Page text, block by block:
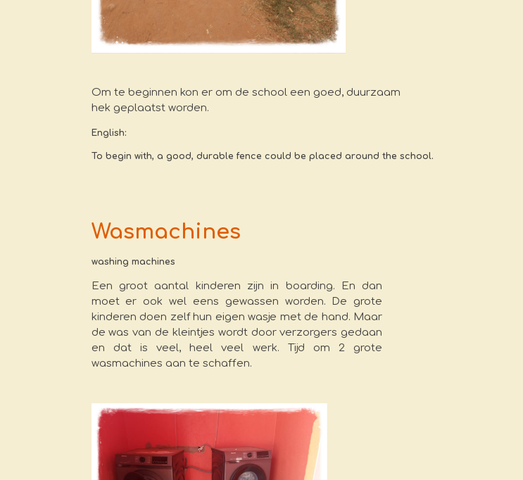
Om te beginnen kon er om de school een goed, duurzaam
hek geplaatst worden.
English:
To begin with, a good, durable fence could be placed around the school.
Wasmachines
washing machines
Een groot aantal kinderen zijn in boarding. En dan
moet er ook wel eens gewassen worden. De grote
kinderen doen zelf hun eigen wasje met de hand. Maar
de was van de kleintjes wordt door verzorgers gedaan
en dat is veel, heel veel werk. Tijd om 2 grote
wasmachines aan te schaffen.